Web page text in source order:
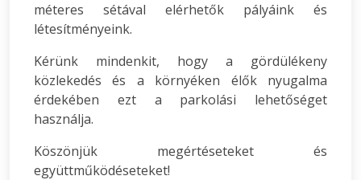
méteres sétával elérhetők pályáink és
létesítményeink.
Kérünk mindenkit, hogy a gördülékeny
közlekedés és a környéken élők nyugalma
érdekében ezt a parkolási lehetőséget
használja.
Köszönjük megértéseteket és
együttműködéseteket!